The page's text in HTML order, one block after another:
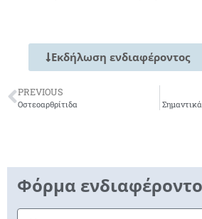
Εκδήλωση ενδιαφέροντος
PREVIOUS
Οστεοαρθρίτιδα
Φόρμα